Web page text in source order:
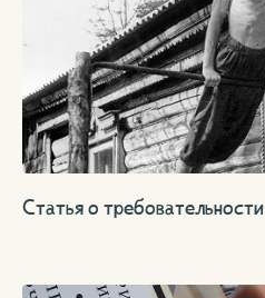
Статья о требовательности